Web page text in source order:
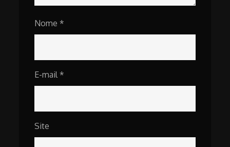
Nome *
E-mail *
Site